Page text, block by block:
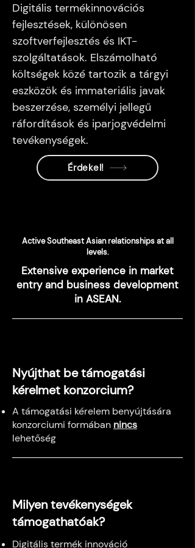
Digitális termékinnovációs
fejlesztések, különösen
szoftverfejlesztés és IKT-
szolgáltatások. Elszámolható
költségek közé tartozik a tárgyi
eszközök és immateriális javak
beszerzése, személyi jellegű
ráfordítások és iparjogvédelmi
tevékenységek.
Érdekel!
Active Southeast Asian relationships at all
levels.
Extensive experience in market
entry and business development
in ASEAN.
Nyújthat be támogatási
kérelmet konzorcium?
A támogatási kérelem benyújtására
konzorciumi formában nincs
lehetőség
Milyen tevékenységek
támogathatóak?
Digitális termék innováció